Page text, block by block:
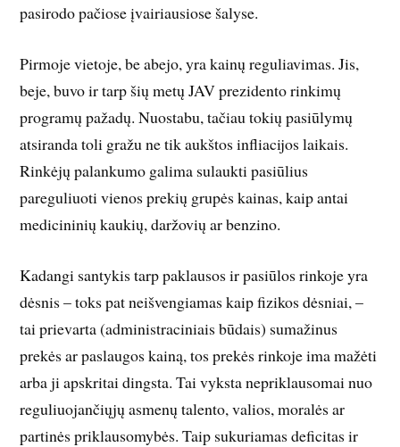
pasirodo pačiose įvairiausiose šalyse.
Pirmoje vietoje, be abejo, yra kainų reguliavimas. Jis,
beje, buvo ir tarp šių metų JAV prezidento rinkimų
programų pažadų. Nuostabu, tačiau tokių pasiūlymų
atsiranda toli gražu ne tik aukštos infliacijos laikais.
Rinkėjų palankumo galima sulaukti pasiūlius
pareguliuoti vienos prekių grupės kainas, kaip antai
medicininių kaukių, daržovių ar benzino.
Kadangi santykis tarp paklausos ir pasiūlos rinkoje yra
dėsnis – toks pat neišvengiamas kaip fizikos dėsniai, –
tai prievarta (administraciniais būdais) sumažinus
prekės ar paslaugos kainą, tos prekės rinkoje ima mažėti
arba ji apskritai dingsta. Tai vyksta nepriklausomai nuo
reguliuojančiųjų asmenų talento, valios, moralės ar
partinės priklausomybės. Taip sukuriamas deficitas ir